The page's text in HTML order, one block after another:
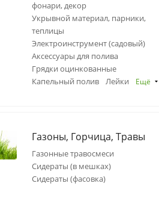
фонари, декор
Укрывной материал, парники,
теплицы
Электроинструмент (садовый)
Аксессуары для полива
Грядки оцинкованные
Капельный полив
Лейки Ещё
Газоны, Горчица, Травы
Газонные травосмеси
Сидераты (в мешках)
Сидераты (фасовка)